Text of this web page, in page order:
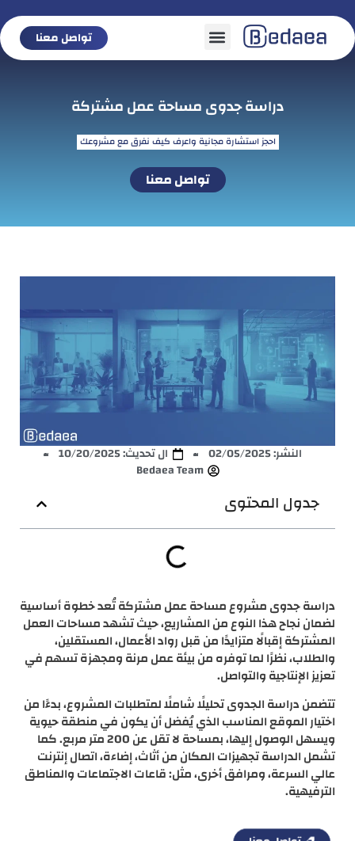
تواصل معنا
دراسة جدوى مساحة عمل مشتركة
احجز استشارة مجانية واعرف كيف نفرق مع مشروعك
تواصل معنا
النشر:02/05/2025
ال تحديث: 10/20/2025
Bedaea Team
جدول المحتوى
دراسة جدوى مشروع مساحة عمل مشتركة تُعد خطوة أساسية
لضمان نجاح هذا النوع من المشاريع، حيث تشهد مساحات العمل
المشتركة إقبالًا متزايدًا من قبل رواد الأعمال، المستقلين،
والطلاب، نظرًا لما توفره من بيئة عمل مرنة ومجهزة تسهم في
تعزيز الإنتاجية والتواصل.
تتضمن دراسة الجدوى تحليلًا شاملًا لمتطلبات المشروع، بدءًا من
اختيار الموقع المناسب الذي يُفضل أن يكون في منطقة حيوية
ويسهل الوصول إليها، بمساحة لا تقل عن 200 متر مربع. كما
تشمل الدراسة تجهيزات المكان من أثاث، إضاءة، اتصال إنترنت
عالي السرعة، ومرافق أخرى، مثل: قاعات الاجتماعات والمناطق
الترفيهية.